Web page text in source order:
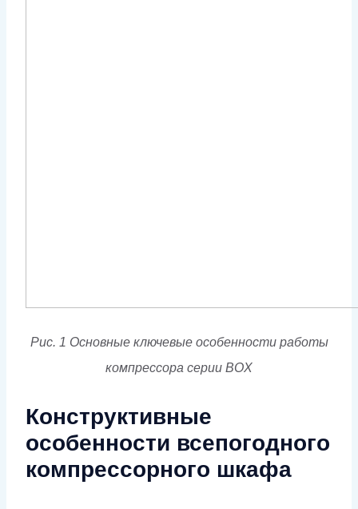
Рис. 1 Основные ключевые особенности работы
компрессора серии BOX
Конструктивные
особенности всепогодного
компрессорного шкафа